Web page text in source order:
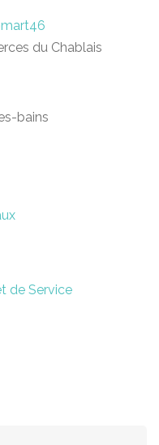
du Chablais
bains
de Service